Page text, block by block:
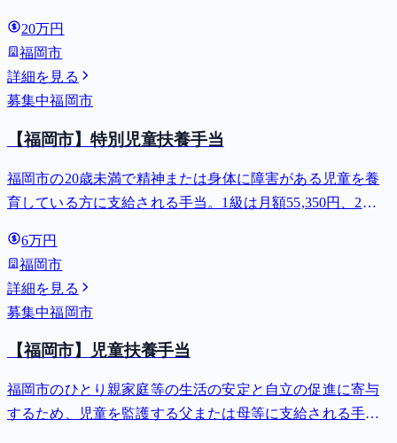
20万円
福岡市
詳細を見る
募集中福岡市
【福岡市】特別児童扶養手当
福岡市の20歳未満で精神または身体に障害がある児童を養
育している方に支給される手当。1級は月額55,350円、2級
6万円
福岡市
詳細を見る
募集中福岡市
【福岡市】児童扶養手当
福岡市のひとり親家庭等の生活の安定と自立の促進に寄与
するため、児童を監護する父または母等に支給される手